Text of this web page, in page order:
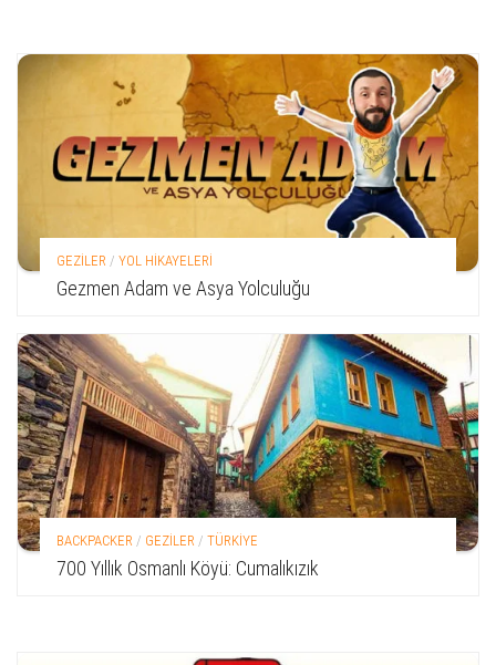
GEZİLER / YOL HİKAYELERİ
Gezmen Adam ve Asya Yolculuğu
BACKPACKER / GEZİLER / TÜRKİYE
700 Yıllık Osmanlı Köyü: Cumalıkızık